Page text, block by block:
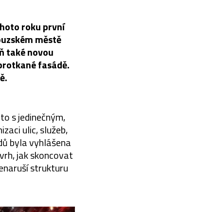
roku první
městě
také novou
fasádě.
s jedinečným,
ulic, služeb,
byla vyhlášena
jak skoncovat
strukturu